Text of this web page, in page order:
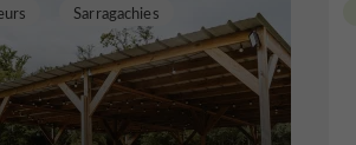
Sarragachies